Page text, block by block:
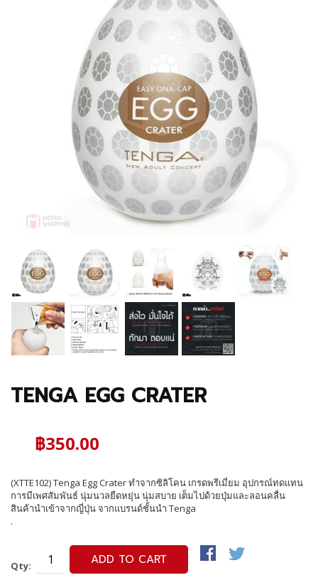
TENGA EGG CRATER
฿350.00
(XTTE102) Tenga Egg Crater ทำจากซิลิโคน เกรดพรีเมี่ยม อุปกรณ์ทดแทน
การมีเพศสัมพันธ์ นุ่มนวลยืดหยุ่น นุ่มสบาย เต็มไปด้วยปุ่มและลอนคลื่น
สินค้านำเข้าจากญี่ปุ่น จากแบรนด์ชั้นนำ Tenga
.
Qty: ADD TO CART